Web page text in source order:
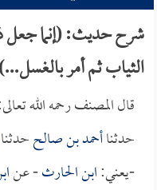
شرح حديث: (إنما جعل
الثياب ثم أمر بالغسل...)
قال المصنف رحمه الله
حدثناأحمد بن صالححدثنا
-يعني:ابن الحارث- عن